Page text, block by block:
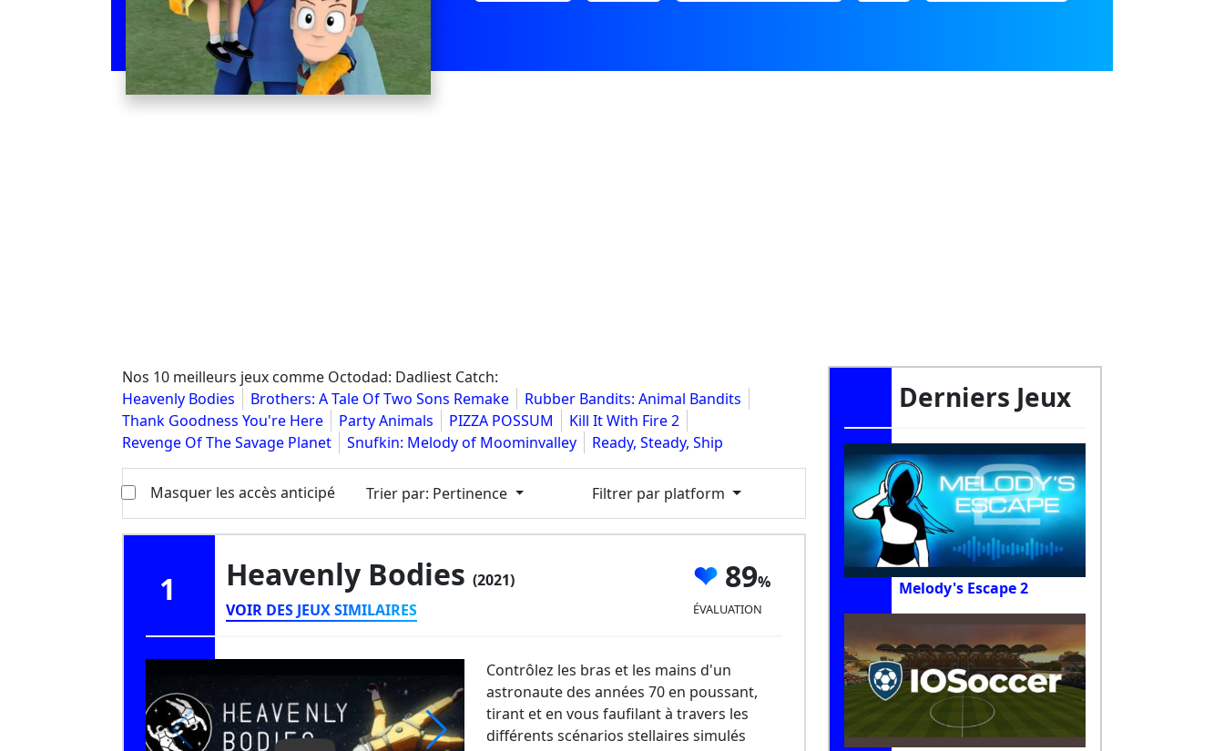
Nos 10 meilleurs jeux comme Octodad: Dadliest Catch:
Heavenly Bodies
Brothers: A Tale Of Two Sons Remake
Rubber Bandits: Animal Bandits
Thank Goodness You're Here
Party Animals PIZZA POSSUM
Kill It With Fire 2
Revenge Of The Savage Planet
Snufkin: Melody of Moominvalley Ready, Steady, Ship
Masquer les accès anticipé Trier par: Pertinence Filtrer par platform
1 Heavenly Bodies (2021)
VOIR DES JEUX SIMILAIRES
89
ÉVALUATION
Contrôlez les bras et les mains d'un
astronaute des années 70 en poussant,
tirant et en vous faufilant à travers les
différents scénarios stellaires simulés
Derniers Jeux
Melody's Escape 2